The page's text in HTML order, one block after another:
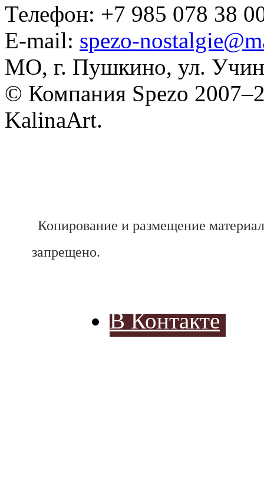
Телефон: +7 985 078 38
E-mail: spezo-
МО, г. Пушкино, ул.
© Компания Spezo
KalinaArt.
Копирование и размещение
запрещено.
В Контакте